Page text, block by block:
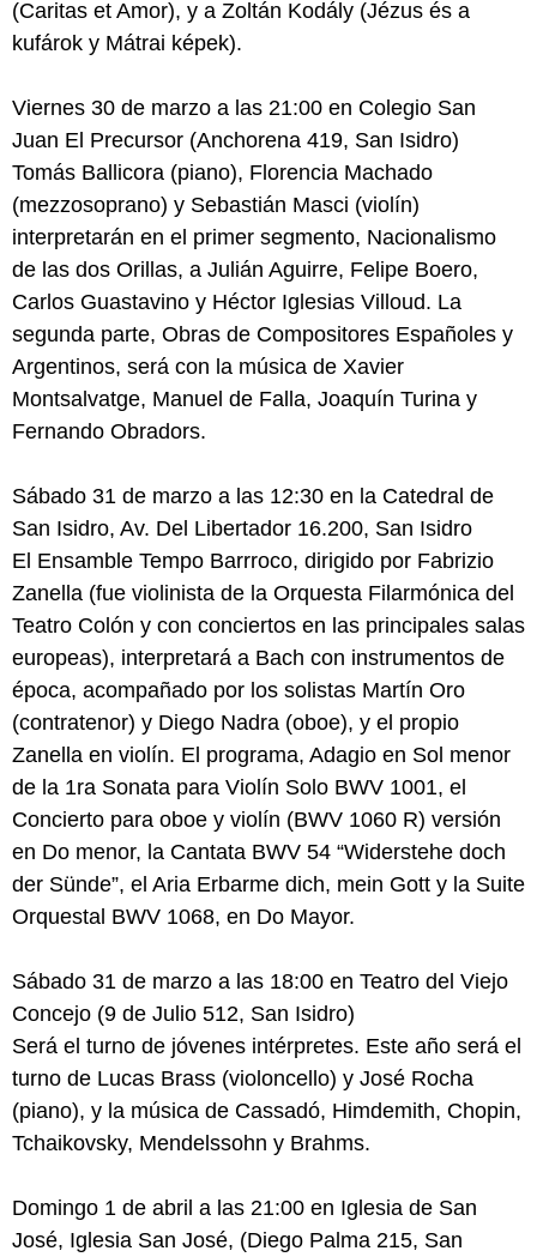
(Caritas et Amor), y a Zoltán Kodály (Jézus és a
kufárok y Mátrai képek).
Viernes 30 de marzo a las 21:00 en Colegio San
Juan El Precursor (Anchorena 419, San Isidro)
Tomás Ballicora (piano), Florencia Machado
(mezzosoprano) y Sebastián Masci (violín)
interpretarán en el primer segmento, Nacionalismo
de las dos Orillas, a Julián Aguirre, Felipe Boero,
Carlos Guastavino y Héctor Iglesias Villoud. La
segunda parte, Obras de Compositores Españoles y
Argentinos, será con la música de Xavier
Montsalvatge, Manuel de Falla, Joaquín Turina y
Fernando Obradors.
Sábado 31 de marzo a las 12:30 en la Catedral de
San Isidro, Av. Del Libertador 16.200, San Isidro
El Ensamble Tempo Barrroco, dirigido por Fabrizio
Zanella (fue violinista de la Orquesta Filarmónica del
Teatro Colón y con conciertos en las principales salas
europeas), interpretará a Bach con instrumentos de
época, acompañado por los solistas Martín Oro
(contratenor) y Diego Nadra (oboe), y el propio
Zanella en violín. El programa, Adagio en Sol menor
de la 1ra Sonata para Violín Solo BWV 1001, el
Concierto para oboe y violín (BWV 1060 R) versión
en Do menor, la Cantata BWV 54 “Widerstehe doch
der Sünde”, el Aria Erbarme dich, mein Gott y la Suite
Orquestal BWV 1068, en Do Mayor.
Sábado 31 de marzo a las 18:00 en Teatro del Viejo
Concejo (9 de Julio 512, San Isidro)
Será el turno de jóvenes intérpretes. Este año será el
turno de Lucas Brass (violoncello) y José Rocha
(piano), y la música de Cassadó, Himdemith, Chopin,
Tchaikovsky, Mendelssohn y Brahms.
Domingo 1 de abril a las 21:00 en Iglesia de San
José, Iglesia San José, (Diego Palma 215, San